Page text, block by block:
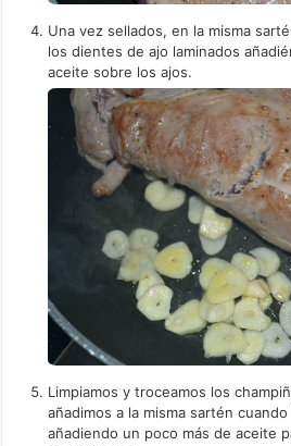
Una vez sellados, en la misma
los dientes de ajo laminados
aceite sobre los ajos.
Limpiamos y troceamos los
añadimos a la misma sartén
añadiendo un poco más de aceite